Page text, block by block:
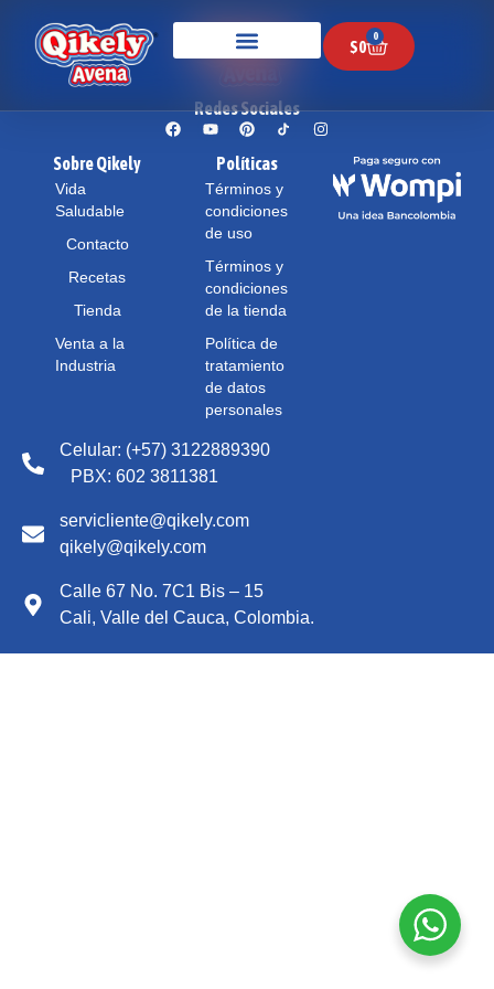
$0
0
Redes Sociales
Sobre Qikely
Vida
Saludable
Contacto
Recetas
Tienda
Venta a la
Industria
Políticas
Términos y
condiciones
de uso
Términos y
condiciones
de la tienda
Política de
tratamiento
de datos
personales
Celular: (+57) 3122889390
PBX: 602 3811381
servicliente@qikely.com
qikely@qikely.com
Calle 67 No. 7C1 Bis – 15
Cali, Valle del Cauca, Colombia.